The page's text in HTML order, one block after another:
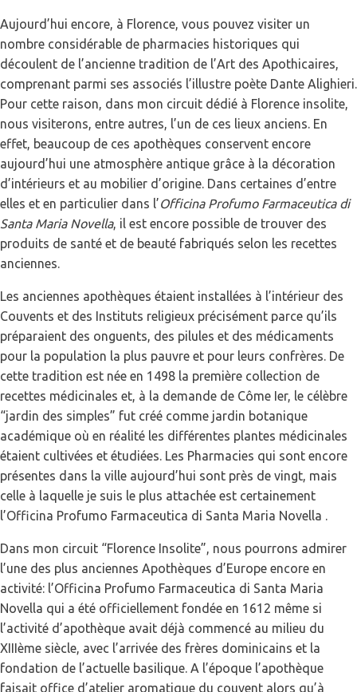
Aujourd’hui encore, à Florence, vous pouvez visiter un
nombre considérable de pharmacies historiques qui
découlent de l’ancienne tradition de l’Art des Apothicaires,
comprenant parmi ses associés l’illustre poète Dante Alighieri.
Pour cette raison, dans mon circuit dédié à Florence insolite,
nous visiterons, entre autres, l’un de ces lieux anciens. En
effet, beaucoup de ces apothèques conservent encore
aujourd’hui une atmosphère antique grâce à la décoration
d’intérieurs et au mobilier d’origine. Dans certaines d’entre
elles et en particulier dans l’Officina Profumo Farmaceutica di
Santa Maria Novella, il est encore possible de trouver des
produits de santé et de beauté fabriqués selon les recettes
anciennes.
Les anciennes apothèques étaient installées à l’intérieur des
Couvents et des Instituts religieux précisément parce qu’ils
préparaient des onguents, des pilules et des médicaments
pour la population la plus pauvre et pour leurs confrères. De
cette tradition est née en 1498 la première collection de
recettes médicinales et, à la demande de Côme Ier, le célèbre
“jardin des simples” fut créé comme jardin botanique
académique où en réalité les différentes plantes médicinales
étaient cultivées et étudiées. Les Pharmacies qui sont encore
présentes dans la ville aujourd’hui sont près de vingt, mais
celle à laquelle je suis le plus attachée est certainement
l’Officina Profumo Farmaceutica di Santa Maria Novella .
Dans mon circuit “Florence Insolite”, nous pourrons admirer
l’une des plus anciennes Apothèques d’Europe encore en
activité: l’Officina Profumo Farmaceutica di Santa Maria
Novella qui a été officiellement fondée en 1612 même si
l’activité d’apothèque avait déjà commencé au milieu du
XIIIème siècle, avec l’arrivée des frères dominicains et la
fondation de l’actuelle basilique. A l’époque l’apothèque
faisait office d’atelier aromatique du couvent alors qu’à